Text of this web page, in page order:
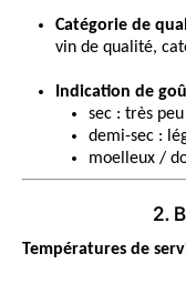
Catégorie de
vin de qualité,
Indication de
sec : très
demi-sec :
moelleux /
2.
Températures de